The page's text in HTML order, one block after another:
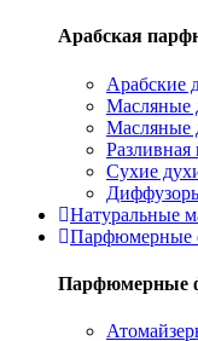
Арабская
Арабские
Масляные
Масляные
Сухие
Натуральные
Парфюмерные
Парфюмерные